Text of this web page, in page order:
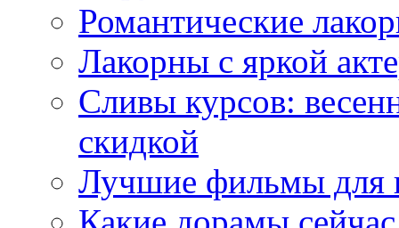
Романтические
Лакорны с яркой
Сливы курсов:
скидкой
Лучшие фильмы для